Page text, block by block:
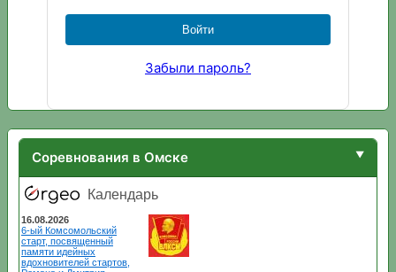
Забыли пароль?
Соревнования в Омске